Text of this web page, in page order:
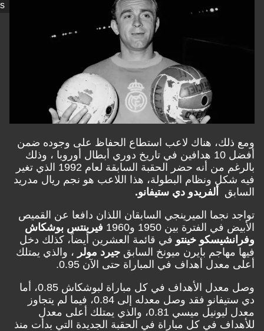
هناك لاعب استطاع الحفاظ على وجوده ضمن
دوري أبطال أوروبا ، وذلك
بالرغم من أنه حضر الحقبة السابقة لعام 1992 الذي تغير
ونظام البطولة، هذا اللاعب هو نجم ريال مدريد
ألفريدو دي ستيفانو.
نجما الميرينجي السابقان اللذان دافعا عن القميص
الفترة بين 1950 و1960
فيرينتس بوشكاش
خينتوفي قائمة العشرين أيضاً، كذلك دخل
بايرن ميونخ السابقجيرد مولر ، والذي يمتلك
أهداف في المباراة حتى الآن 0.95.
وصل معدل الأهداف في كل مباراة لبوشكاش 0.85، أما
دي ستيفانو فقد وصل معدله إلى 0.84، فيما لم يتجاوز
معدل ليونيل ميسي 0.81، والذي يمتلك أعلى معدل
في كل مباراة في الحقبة الجديدة التي بدأت منذ